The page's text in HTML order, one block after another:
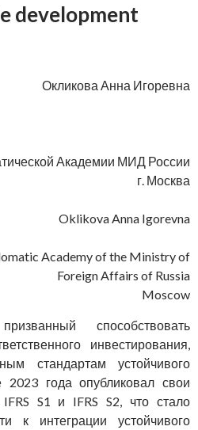
development
Окликова Анна Игоревна
Академии МИД России
г. Москва
Oklikova Anna Igorevna
Academy of the Ministry of
Foreign Affairs of Russia
Moscow
способствовать
инвестирования,
стандартам устойчивого
2023 года опубликовал свои
S1 и IFRS S2, что стало
интеграции устойчивого